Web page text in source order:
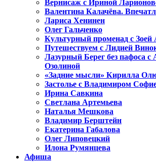
Вернисаж с Ириной
Валентина Калачёва.
Лариса Хенинен
Олег Гальченко
Культурный променад с Зоей
Путешествуем с Лидией
Лазурный Берег без пафоса с
Озолиной
«Задние мысли» Кирилла
Застолье с Владимиром
Ирина Савкина
Светлана Артемьева
Наталья Мешкова
Владимир Берштейн
Екатерина Габалова
Олег Липовецкий
Илона Румянцева
Афиша